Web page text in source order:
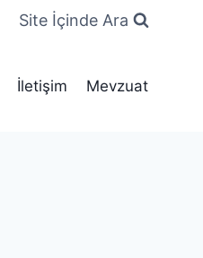
Site İçinde Ara
İletişim Mevzuat